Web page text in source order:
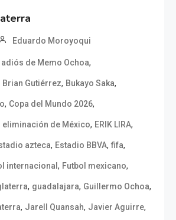
Eduardo Moroyoqui
adiós de Memo Ochoa,
Brian Gutiérrez, Bukayo Saka,
, Copa del Mundo 2026,
eliminación de México, ERIK LIRA,
azteca, Estadio BBVA, fifa,
internacional , Futbol mexicano,
, guadalajara, Guillermo Ochoa,
, Jarell Quansah, Javier Aguirre,